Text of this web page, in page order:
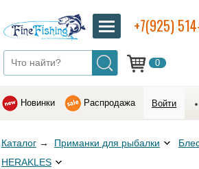
0
+7(925)
Новинки Распродажа Войти
Каталог → Приманки для рыбалки
HERAKLES